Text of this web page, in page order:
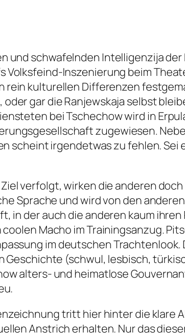
und schwafelnden Intelligenzija der
Volksfeind-Inszenierung beim
rein kulturellen Differenzen
oder gar die Ranjewskaja selbst
bei Tschechow wird in
zugewiesen.
scheint irgendetwas zu fehlen.
verfolgt, wirken die anderen
Sprache und wird von den
in der auch die anderen kaum
Macho im Trainingsanzug.
im deutschen
Geschichte (schwul, lesbisch,
alters- und heimatlose
tritt hier hinter die klare
Anstrich erhalten. Nur das